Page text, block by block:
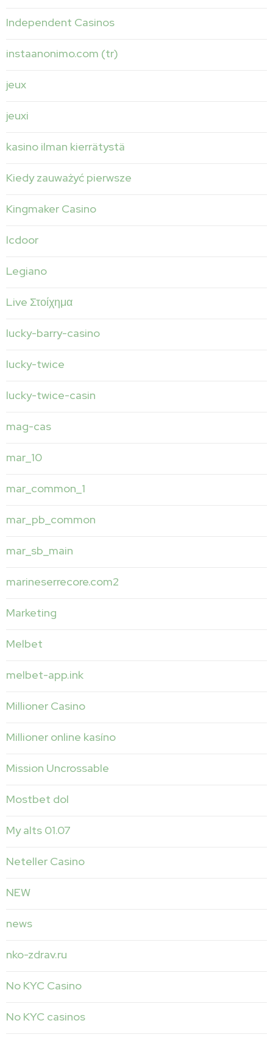
Independent Casinos
instaanonimo.com (tr)
jeux
jeuxi
kasino ilman kierrätystä
Kiedy zauważyć pierwsze
Kingmaker Casino
lcdoor
Legiano
Live Στοίχημα
lucky-barry-casino
lucky-twice
lucky-twice-casin
mag-cas
mar_10
mar_common_1
mar_pb_common
mar_sb_main
marineserrecore.com2
Marketing
Melbet
melbet-app.ink
Millioner Casino
Millioner online kasíno
Mission Uncrossable
Mostbet dol
My alts 01.07
Neteller Casino
NEW
news
nko-zdrav.ru
No KYC Casino
No KYC casinos